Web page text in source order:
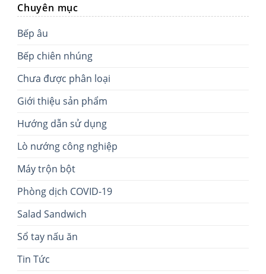
Chuyên mục
Bếp âu
Bếp chiên nhúng
Chưa được phân loại
Giới thiệu sản phẩm
Hướng dẫn sử dụng
Lò nướng công nghiệp
Máy trộn bột
Phòng dịch COVID-19
Salad Sandwich
Sổ tay nấu ăn
Tin Tức